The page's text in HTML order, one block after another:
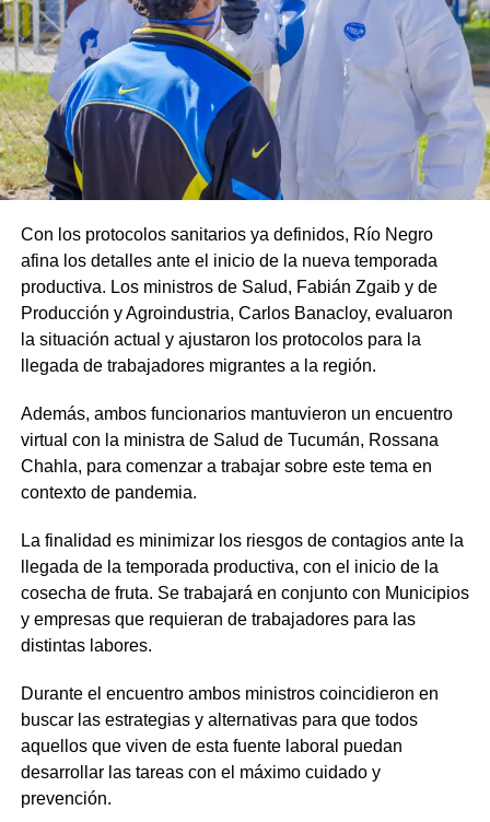
Con los protocolos sanitarios ya definidos, Río Negro
afina los detalles ante el inicio de la nueva temporada
productiva. Los ministros de Salud, Fabián Zgaib y de
Producción y Agroindustria, Carlos Banacloy, evaluaron
la situación actual y ajustaron los protocolos para la
llegada de trabajadores migrantes a la región.
Además, ambos funcionarios mantuvieron un encuentro
virtual con la ministra de Salud de Tucumán, Rossana
Chahla, para comenzar a trabajar sobre este tema en
contexto de pandemia.
La finalidad es minimizar los riesgos de contagios ante la
llegada de la temporada productiva, con el inicio de la
cosecha de fruta. Se trabajará en conjunto con Municipios
y empresas que requieran de trabajadores para las
distintas labores.
Durante el encuentro ambos ministros coincidieron en
buscar las estrategias y alternativas para que todos
aquellos que viven de esta fuente laboral puedan
desarrollar las tareas con el máximo cuidado y
prevención.